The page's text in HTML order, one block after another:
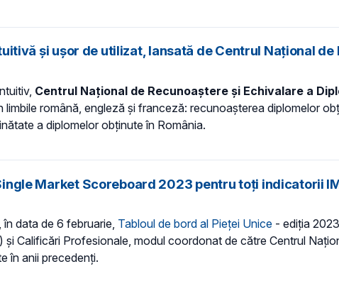
și ușor de utilizat, lansată de Centrul Național
Centrul Național de Recunoaștere și Echivalare a
limbile română, engleză și franceză: recunoașterea diplomelor
a diplomelor obținute în România.
Market Scoreboard 2023 pentru toți indicatorii
data de 6 februarie, Tabloul de bord al Pieței Unice - ediția
și Calificări Profesionale, modul coordonat de către Centrul
în anii precedenți.